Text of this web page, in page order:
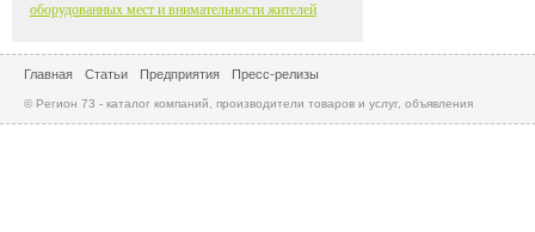
оборудованных мест и внимательности жителей
Главная Статьи Предприятия Пресс-релизы
© Регион 73 - каталог компаний, производители товаров и услуг, объявления